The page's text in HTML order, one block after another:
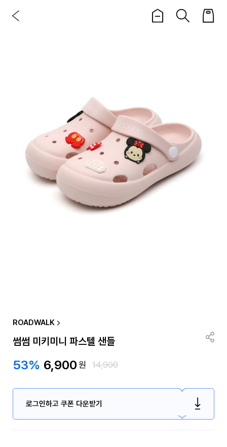
ROADWALK
썸썸 미키미니 파스텔 샌들
53% 6,900원 14,900
로그인하고 쿠폰 다운받기